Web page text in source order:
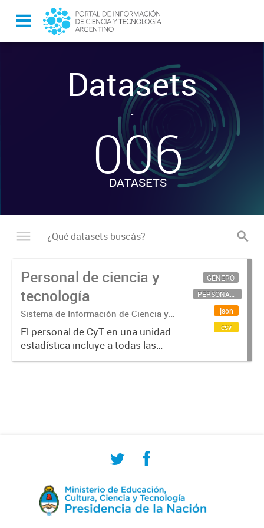
Datasets
-
006
DATASETS
Personal de ciencia y
tecnología
Sistema de Información de Ciencia y
Tecnología Argentino (SICYTAR)
El personal de CyT en una unidad
estadística incluye a todas las
personas involucradas
GÉNERO
PERSONAL CIENTÍFICO-TECNOLÓGICO
json
csv